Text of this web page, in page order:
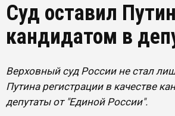
Суд оставил
кандидатом в
Верховный суд России не стал
Путина регистрации в качестве
депутаты от "Единой России".